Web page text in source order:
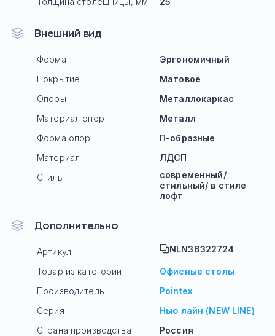
Внешний вид
Форма
Эргономичный
Покрытие
Матовое
Опоры
Mеталлокаркас
Материал опор
Металл
Форма опор
П-образные
Материал
ЛДСП
Стиль
современный/
стильный/ в стиле
лофт
Дополнительно
Артикул NLN36322724
Товар из категории
Офисные столы
Производитель
Pointex
Серия
Нью лайн (NEW LINE)
Страна производства
Россия